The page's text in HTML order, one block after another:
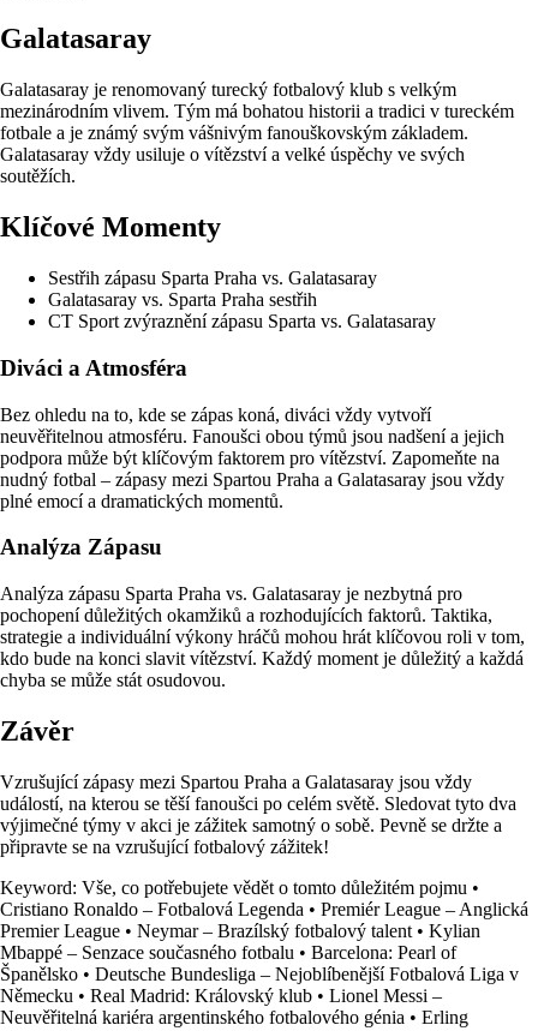
Galatasaray
Galatasaray je renomovaný turecký fotbalový klub s velkým
mezinárodním vlivem. Tým má bohatou historii a tradici v tureckém
fotbale a je známý svým vášnivým fanouškovským základem.
Galatasaray vždy usiluje o vítězství a velké úspěchy ve svých
soutěžích.
Klíčové Momenty
Sestřih zápasu Sparta Praha vs. Galatasaray
Galatasaray vs. Sparta Praha sestřih
CT Sport zvýraznění zápasu Sparta vs. Galatasaray
Diváci a Atmosféra
Bez ohledu na to, kde se zápas koná, diváci vždy vytvoří
neuvěřitelnou atmosféru. Fanoušci obou týmů jsou nadšení a jejich
podpora může být klíčovým faktorem pro vítězství. Zapomeňte na
nudný fotbal – zápasy mezi Spartou Praha a Galatasaray jsou vždy
plné emocí a dramatických momentů.
Analýza Zápasu
Analýza zápasu Sparta Praha vs. Galatasaray je nezbytná pro
pochopení důležitých okamžiků a rozhodujících faktorů. Taktika,
strategie a individuální výkony hráčů mohou hrát klíčovou roli v tom,
kdo bude na konci slavit vítězství. Každý moment je důležitý a každá
chyba se může stát osudovou.
Závěr
Vzrušující zápasy mezi Spartou Praha a Galatasaray jsou vždy
událostí, na kterou se těší fanoušci po celém světě. Sledovat tyto dva
výjimečné týmy v akci je zážitek samotný o sobě. Pevně se držte a
připravte se na vzrušující fotbalový zážitek!
Keyword: Vše, co potřebujete vědět o tomto důležitém pojmu •
Cristiano Ronaldo – Fotbalová Legenda • Premiér League – Anglická
Premier League • Neymar – Brazílský fotbalový talent • Kylian
Mbappé – Senzace současného fotbalu • Barcelona: Pearl of
Španělsko • Deutsche Bundesliga – Nejoblíbenější Fotbalová Liga v
Německu • Real Madrid: Královský klub • Lionel Messi –
Neuvěřitelná kariéra argentinského fotbalového génia • Erling